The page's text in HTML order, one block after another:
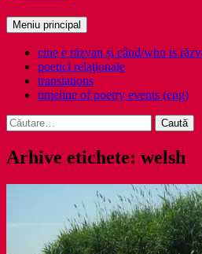
Caută
Meniu principal
cine e răzvan și când/who is
poetici relaţionale
translations
timeline of poetry events (eng)
Caută
după:
Arhive etichete: welsh